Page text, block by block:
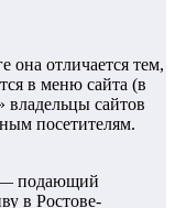
она отличается тем,
в меню сайта (в
владельцы сайтов
посетителям.
— подающий
в Ростове-